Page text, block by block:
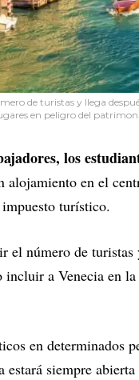
de turistas y llega
en peligro del
los
alojamiento en el
turístico.
el número de
incluir a Venecia en
en determinados
estará siempre